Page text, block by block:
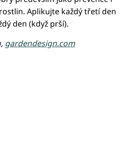
Aplikujte každý třetí den
den (když prší).
, gardendesign.com